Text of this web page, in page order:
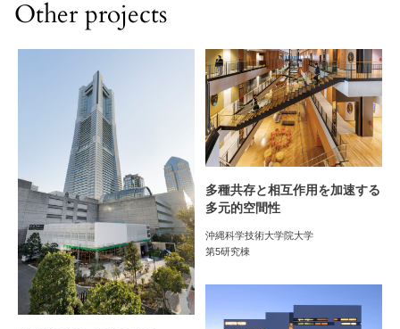
Other projects
多種共存と相互作用を加速する
多元的空間性
沖縄科学技術大学院大学
第5研究棟